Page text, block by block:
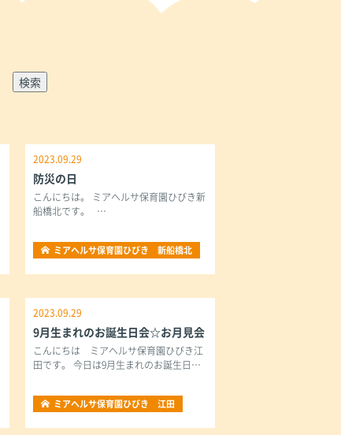
2023.09.29
防災の日
こんにちは。 ミアヘルサ保育園ひびき新
船橋北です。 …
ミアヘルサ保育園ひびき 新船橋北
2023.09.29
9月生まれのお誕生日会☆お月見会
こんにちは ミアヘルサ保育園ひびき江
田です。 今日は9月生まれのお誕生日…
ミアヘルサ保育園ひびき 江田